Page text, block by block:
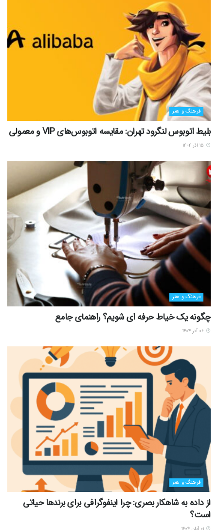
فرهنگ و هنر
بلیط اتوبوس لنگرود تهران: مقایسه اتوبوس‌های VIP و معمولی
فرهنگ و هنر
چگونه یک خیاط حرفه ای شویم؟ راهنمای جامع
فرهنگ و هنر
از داده به شاهکار بصری: چرا اینفوگرافی برای برندها حیاتی
است؟